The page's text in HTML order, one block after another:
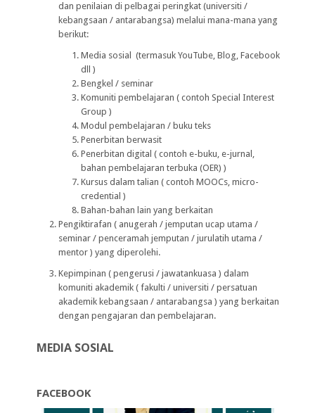
dan penilaian di pelbagai peringkat (universiti /
kebangsaan / antarabangsa) melalui mana-mana yang
berikut:
Media sosial (termasuk YouTube, Blog, Facebook
dll )
Bengkel / seminar
Komuniti pembelajaran ( contoh Special Interest
Group )
Modul pembelajaran / buku teks
Penerbitan berwasit
Penerbitan digital ( contoh e-buku, e-jurnal,
bahan pembelajaran terbuka (OER) )
Kursus dalam talian ( contoh MOOCs, micro-
credential )
Bahan-bahan lain yang berkaitan
Pengiktirafan ( anugerah / jemputan ucap utama /
seminar / penceramah jemputan / jurulatih utama /
mentor ) yang diperolehi.
Kepimpinan ( pengerusi / jawatankuasa ) dalam
komuniti akademik ( fakulti / universiti / persatuan
akademik kebangsaan / antarabangsa ) yang berkaitan
dengan pengajaran dan pembelajaran.
MEDIA SOSIAL
FACEBOOK